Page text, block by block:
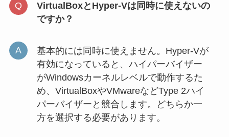
VirtualBoxとHyper-Vは同時に使えないの
ですか？
基本的には同時に使えません。Hyper-Vが
有効になっていると、ハイパーバイザー
がWindowsカーネルレベルで動作するた
め、VirtualBoxやVMwareなどType 2ハイ
パーバイザーと競合します。どちらか一
方を選択する必要があります。